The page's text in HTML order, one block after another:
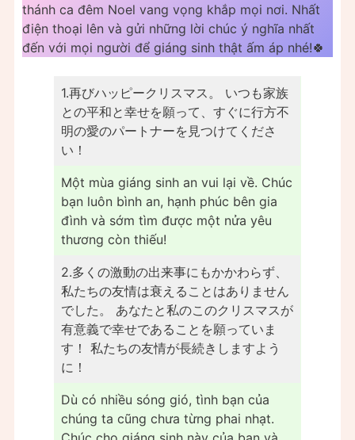
thánh ca đêm Noel vang vọng khắp mọi nơi. Nhất
điện thoại lên và gửi những lời chúc ý nghĩa nhất
đến với mọi người để giáng sinh thật ấm áp nhé!🍀
1.再びハッピークリスマス。 いつも家族
との平和と幸せを願って、すぐに行方不
明の愛のパートナーを見つけてくださ
い！
Một mùa giáng sinh an vui lại về. Chúc
bạn luôn bình an, hạnh phúc bên gia
đình và sớm tìm được một nửa yêu
thương còn thiếu!
2.多くの激動の出来事にもかかわらず、
私たちの友情は衰えることはありません
でした。 あなたと私のこのクリスマスが
有意義で幸せであることを願っていま
す！ 私たちの友情が長続きしますよう
に！
Dù có nhiều sóng gió, tình bạn của
chúng ta cũng chưa từng phai nhạt.